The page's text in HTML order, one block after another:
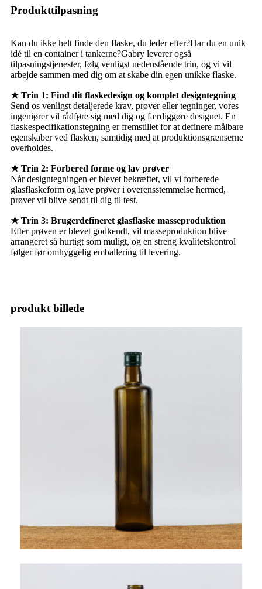
Produkttilpasning
Kan du ikke helt finde den flaske, du leder efter?Har du en unik
idé til en container i tankerne?Gabry leverer også
tilpasningstjenester, følg venligst nedenstående trin, og vi vil
arbejde sammen med dig om at skabe din egen unikke flaske.
★ Trin 1: Find dit flaskedesign og komplet designtegning
Send os venligst detaljerede krav, prøver eller tegninger, vores
ingeniører vil rådføre sig med dig og færdiggøre designet. En
flaskespecifikationstegning er fremstillet for at definere målbare
egenskaber ved flasken, samtidig med at produktionsgrænserne
overholdes.
★ Trin 2: Forbered forme og lav prøver
Når designtegningen er blevet bekræftet, vil vi forberede
glasflaskeform og lave prøver i overensstemmelse hermed,
prøver vil blive sendt til dig til test.
★ Trin 3: Brugerdefineret glasflaske masseproduktion
Efter prøven er blevet godkendt, vil masseproduktion blive
arrangeret så hurtigt som muligt, og en streng kvalitetskontrol
følger før omhyggelig emballering til levering.
produkt billede